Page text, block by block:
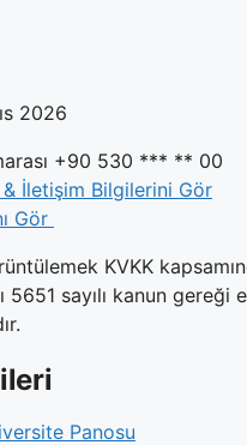
2026
+90 530 *** ** 00
İletişim Bilgilerini Gör
Gör
KVKK
5651 sayılı kanun gereği
Panosu